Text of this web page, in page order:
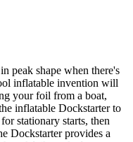
peak shape when there's
inflatable invention will
your foil from a boat,
inflatable Dockstarterto
stationary starts, then
Dockstarter provides a